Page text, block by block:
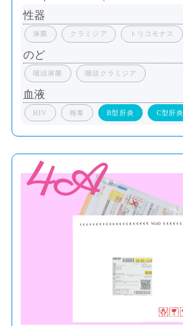
性器
淋菌 クラミジア トリコモナス
のど
咽頭淋菌 咽頭クラミジア
血液
HIV 梅毒 B型肝炎 C型肝炎
4A